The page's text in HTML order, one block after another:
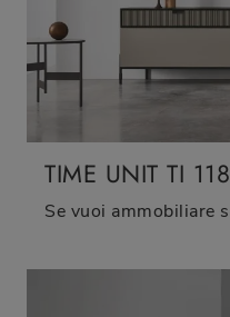
TIME UNIT TI 118